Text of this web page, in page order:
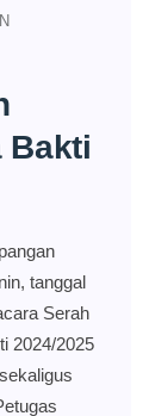
Bakti
tanggal
Serah
2024/2025